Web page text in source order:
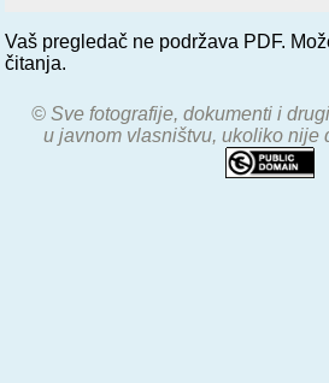
Vaš pregledač ne podržava PDF.
čitanja.
© Sve fotografije, dokumenti i
u javnom vlasništvu, ukoliko nije